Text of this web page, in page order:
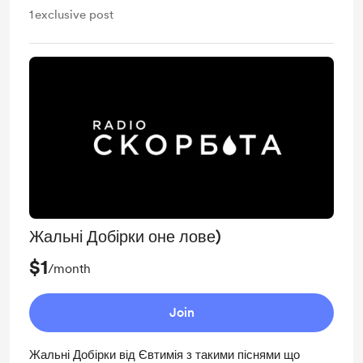
1exclusive post
Жальні Добірки оне лове)
$1/month
Join
Жальні Добірки від Євтимія з такими піснями що